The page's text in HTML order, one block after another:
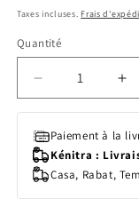
habituel
Taxes incluses. Frais
Quantité
Quantité
Réduire
la
de
Carryboo
Gel
Lavant
la
de
Paiement à la
Kénitra :
Casa, Rabat,